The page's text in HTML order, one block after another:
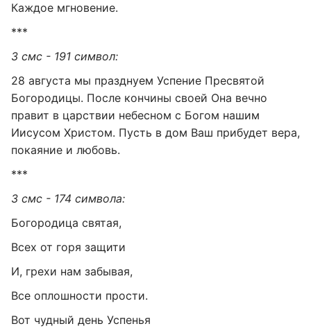
Каждое мгновение.
***
3 смс - 191 символ:
28 августа мы празднуем Успение Пресвятой
Богородицы. После кончины своей Она вечно
правит в царствии небесном с Богом нашим
Иисусом Христом. Пусть в дом Ваш прибудет вера,
покаяние и любовь.
***
3 смс - 174 символа:
Богородица святая,
Всех от горя защити
И, грехи нам забывая,
Все оплошности прости.
Вот чудный день Успенья